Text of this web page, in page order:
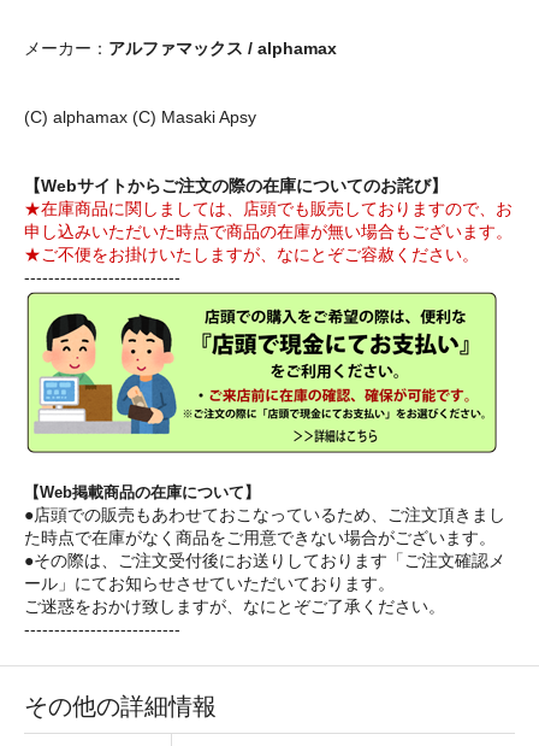
メーカー： アルファマックス / alphamax
(C) alphamax (C) Masaki Apsy
【Webサイトからご注文の際の在庫についてのお詫び】
★在庫商品に関しましては、店頭でも販売しておりますので、お
申し込みいただいた時点で商品の在庫が無い場合もございます。
★ご不便をお掛けいたしますが、なにとぞご容赦ください。
--------------------------
【Web掲載商品の在庫について】
●店頭での販売もあわせておこなっているため、ご注文頂きまし
た時点で在庫がなく商品をご用意できない場合がございます。
●その際は、ご注文受付後にお送りしております「ご注文確認メ
ール」にてお知らせさせていただいております。
ご迷惑をおかけ致しますが、なにとぞご了承ください。
--------------------------
その他の詳細情報